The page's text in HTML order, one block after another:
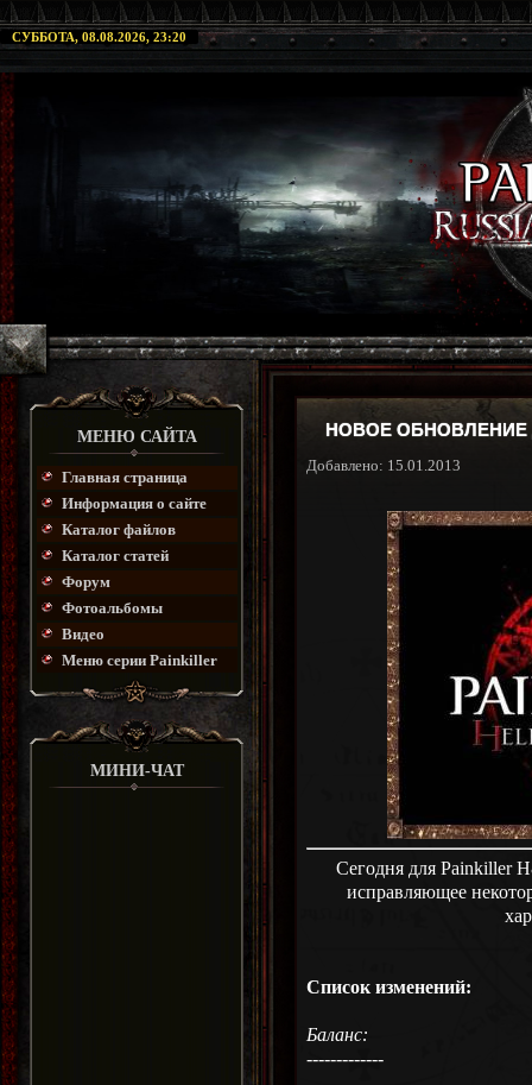
СУББОТА, 08.08.2026, 23:20
МЕНЮ САЙТА
Главная страница
Информация о сайте
Каталог файлов
Каталог статей
Форум
Фотоальбомы
Видео
Меню серии Painkiller
МИНИ-ЧАТ
НОВОЕ ОБНОВЛЕНИЕ
Добавлено: 15.01.2013
Сегодня для Painkiller
исправляющее
Список изменений:
Баланс:
-------------